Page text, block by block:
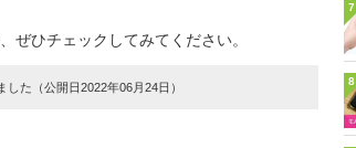
ぜひチェックしてみてください。
た（公開日2022年06月24日）
7
8